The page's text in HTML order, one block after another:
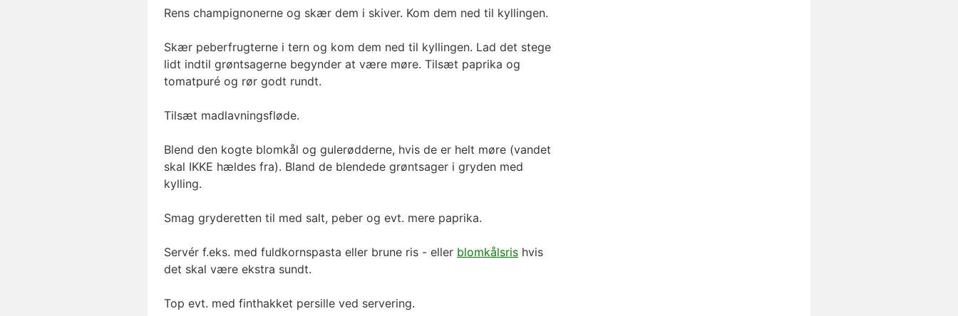
Rens champignonerne og skær dem i skiver. Kom dem ned til kyllingen.
Skær peberfrugterne i tern og kom dem ned til kyllingen. Lad det stege
lidt indtil grøntsagerne begynder at være møre. Tilsæt paprika og
tomatpuré og rør godt rundt.
Tilsæt madlavningsfløde.
Blend den kogte blomkål og gulerødderne, hvis de er helt møre (vandet
skal IKKE hældes fra). Bland de blendede grøntsager i gryden med
kylling.
Smag gryderetten til med salt, peber og evt. mere paprika.
Servér f.eks. med fuldkornspasta eller brune ris - eller blomkålsris hvis
det skal være ekstra sundt.
Top evt. med finthakket persille ved servering.